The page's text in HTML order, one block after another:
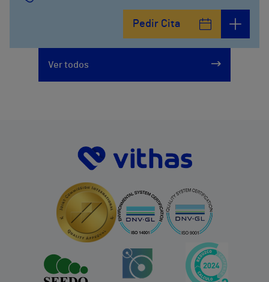
Pedir Cita
Ver todos